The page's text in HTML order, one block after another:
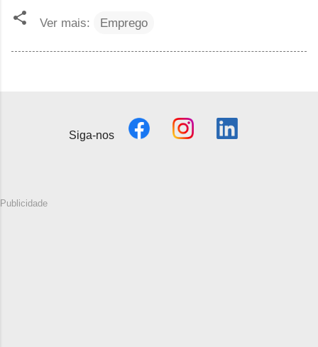
Ver mais: Emprego
Siga-nos
Publicidade